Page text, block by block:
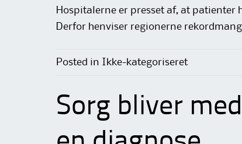
Hospitalerne er presset af, at patienter
Derfor henviser regionerne
Posted in Ikke-kategoriseret
Sorg bliver